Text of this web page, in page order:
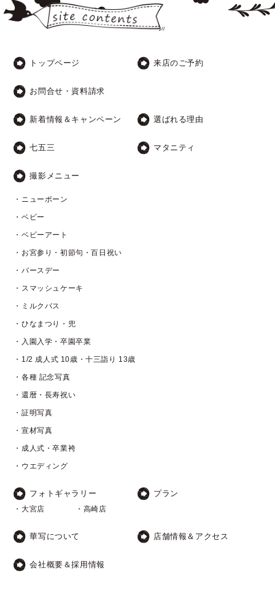
トップページ 来店のご予約
お問合せ・資料請求
新着情報＆キャンペーン 選ばれる理由
七五三 マタニティ
撮影メニュー
・ニューボーン
・ベビー
・ベビーアート
・お宮参り・初節句・百日祝い
・バースデー
・スマッシュケーキ
・ミルクバス
・ひなまつり・兜
・入園入学・卒園卒業
・1/2 成人式 10歳・十三詣り 13歳
・各種 記念写真
・還暦・長寿祝い
・証明写真
・宣材写真
・成人式・卒業袴
・ウエディング
フォトギャラリー
・大宮店 ・高崎店
プラン
華写について 店舗情報＆アクセス
会社概要＆採用情報